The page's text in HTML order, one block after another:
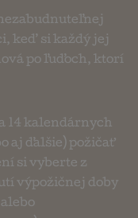
keď si každý jej
po ľuďoch, ktorí
14 kalendárnych
aj ďalšie) požičať
si vyberte z
výpožičnej doby